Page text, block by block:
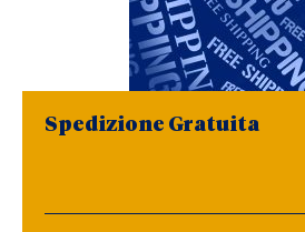
Spedizione Gratuita